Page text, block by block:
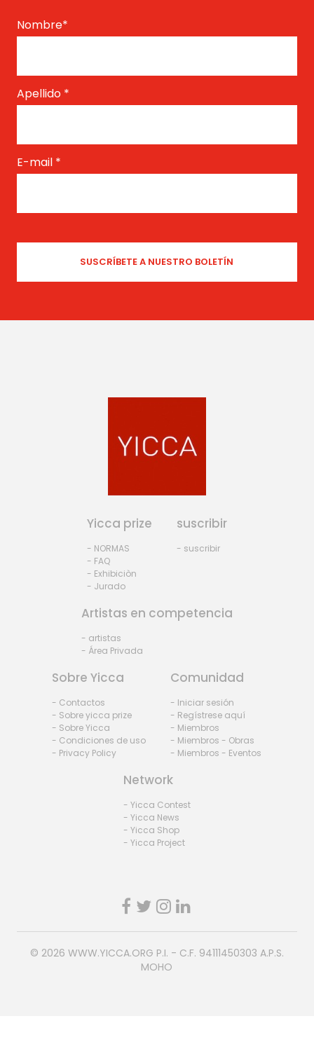
Nombre*
Apellido *
E-mail *
Yicca prize
- NORMAS
- FAQ
- Exhibiciòn
- Jurado
suscribir
- suscribir
Artistas en competencia
- artistas
- Área Privada
Sobre Yicca
- Contactos
- Sobre yicca prize
- Sobre Yicca
- Condiciones de uso
- Privacy Policy
Comunidad
- Iniciar sesión
- Regístrese aquí
- Miembros
- Miembros - Obras
- Miembros - Eventos
Network
- Yicca Contest
- Yicca News
- Yicca Shop
- Yicca Project
© 2026 WWW.YICCA.ORG P.I. - C.F. 94111450303 A.P.S.
MOHO